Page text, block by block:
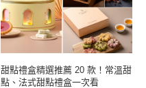
甜點禮盒精選推薦 20 款！常溫甜
點、法式甜點禮盒一次看